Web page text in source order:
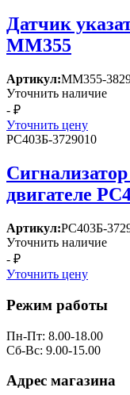
Датчик
ММ355
Артикул:ММ355-
Уточнить наличие
- ₽
Уточнить цену
РС403Б-3729010
двигателе
Артикул:РС403Б-
Уточнить наличие
- ₽
Уточнить цену
Режим работы
Пн-Пт: 8.00-18.00
Сб-Вс: 9.00-15.00
Адрес магазина